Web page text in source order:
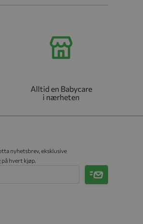
Alltid en Babycare
i nærheten
nyhetsbrev, eksklusive
hvert kjøp.
Meld på